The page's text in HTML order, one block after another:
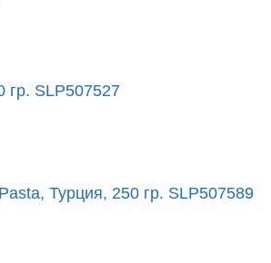
гр. SLP507527
Турция, 250 гр. SLP507589